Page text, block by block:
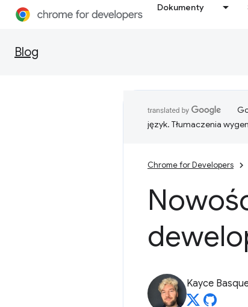
Dokumenty
Blog
język. Tłumaczenia
Chrome for Developers
Kayce